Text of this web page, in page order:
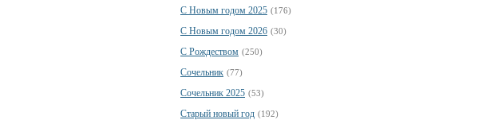
С Новым годом 2025 (176)
С Новым годом 2026 (30)
С Рождеством (250)
Сочельник (77)
Сочельник 2025 (53)
Старый новый год (192)